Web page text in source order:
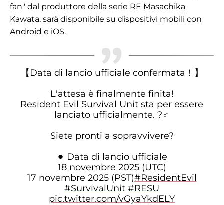
fan" dal produttore della serie RE Masachika
Kawata, sarà disponibile su dispositivi mobili con
Android e iOS.
【Data di lancio ufficiale confermata！】
L'attesa è finalmente finita!
Resident Evil Survival Unit sta per essere
lanciato ufficialmente. ?‍♂️
Siete pronti a sopravvivere?
⚫︎ Data di lancio ufficiale
18 novembre 2025 (UTC)
17 novembre 2025 (PST)#ResidentEvil
#SurvivalUnit #RESU
pic.twitter.com/vGyaYkdELY